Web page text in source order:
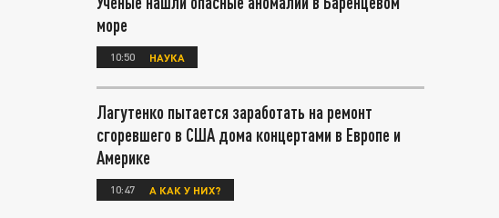
море
10:50 НАУКА
Лагутенко пытается заработать на ремонт
сгоревшего в США дома концертами в Европе и
Америке
10:47 А КАК У НИХ?